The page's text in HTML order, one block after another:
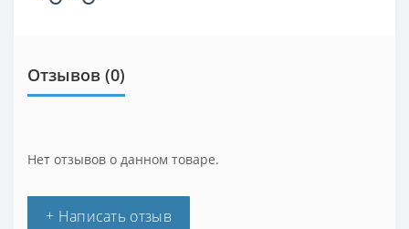
Отзывов (0)
Нет отзывов о данном товаре.
+ Написать отзыв